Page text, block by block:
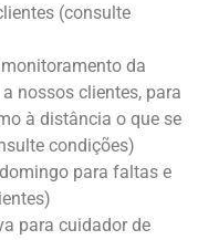
(consulte
da
nossos clientes, para
à distância o que se
condições)
para faltas e
para cuidador de